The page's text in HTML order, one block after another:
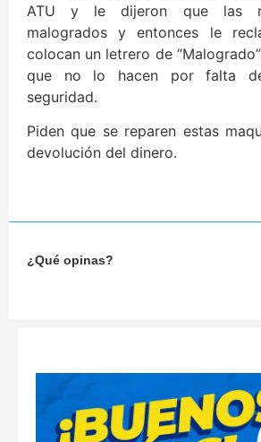
ATU y le dijeron que las
malogrados y entonces le
colocan un letrero de
que no lo hacen por falta
seguridad.
Piden que se reparen estas
devolución del dinero.
¿Qué opinas?